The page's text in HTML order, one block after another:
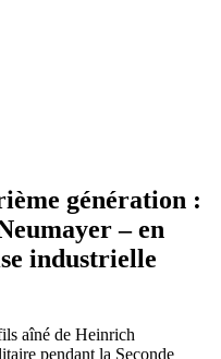
génération :
– en
industrielle
aîné de Heinrich
pendant la Seconde